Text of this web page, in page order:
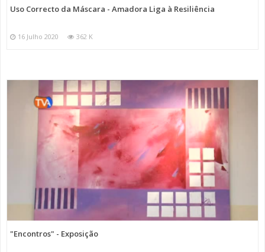
Uso Correcto da Máscara - Amadora Liga à Resiliência
16 Julho 2020 362 K
"Encontros" - Exposição